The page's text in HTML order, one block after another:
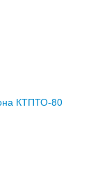
КТПТО-80